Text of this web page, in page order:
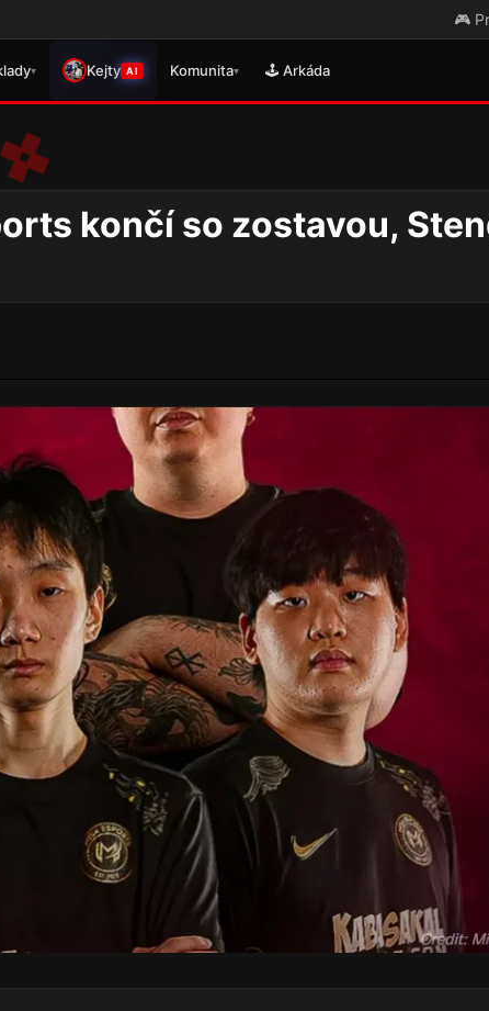
🎮 Právě se
▾ Kejty AI Komunita▾ 🕹️ Arkáda
končí so zostavou,